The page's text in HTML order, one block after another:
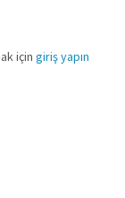
için giriş yapın